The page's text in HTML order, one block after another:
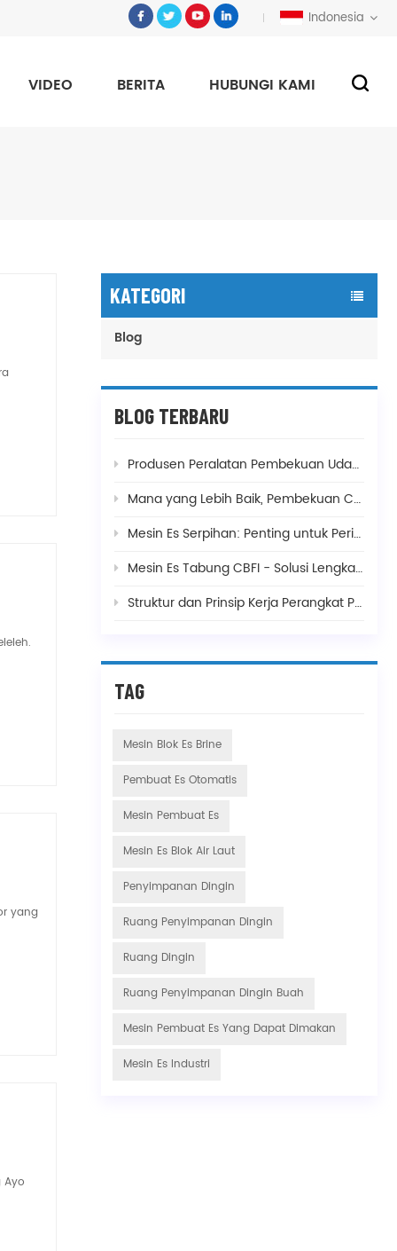
Indonesia
VIDEO BERITA HUBUNGI KAMI
yang
KATEGORI
Blog
BLOG TERBARU
Produsen Peralatan Pembekuan Udang dan Suhu Pembekuan
Mana yang Lebih Baik, Pembekuan Cepat Spiral Ganda atau Spiral Tunggal, dan Apa Bedanya?
Mesin Es Serpihan: Penting untuk Perikanan, Pencampuran Beton, dan Pembuatan Makanan
Mesin Es Tabung CBFI - Solusi Lengkap Kebutuhan Produksi Es Anda
Struktur dan Prinsip Kerja Perangkat Pembekuan Cepat Umum
TAG
Mesin Blok Es Brine
Pembuat Es Otomatis
Mesin Pembuat Es
Mesin Es Blok Air Laut
Penyimpanan Dingin
Ruang Penyimpanan Dingin
Ruang Dingin
Ruang Penyimpanan Dingin Buah
Mesin Pembuat Es Yang Dapat Dimakan
Mesin Es Industri